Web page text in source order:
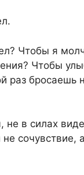
Чтобы я
Чтобы
раз бросаешь
не в силах
сочувствие,